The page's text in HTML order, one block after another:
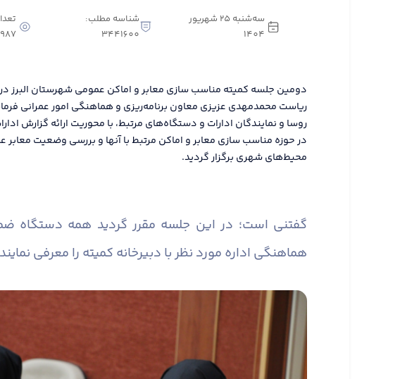
سه‌شنبه 25 شهریور
1404
شناسه مطلب:
3441600
ریاست محمدمهدی عزیزی معاون برنامه‌ریزی و هماهنگی امور عمرانی
روسا و نمایندگان ادارات و دستگاه‌های مرتبط، با محوریت ارائه گزارش
در حوزه مناسب سازی معابر و اماکن مرتبط با آنها و بررسی وضعیت
محیط‌های شهری برگزار گردید.
گفتنی است؛ در این جلسه مقرر گردید همه دستگاه
هماهنگی اداره مورد نظر با دبیرخانه کمیته را معرفی